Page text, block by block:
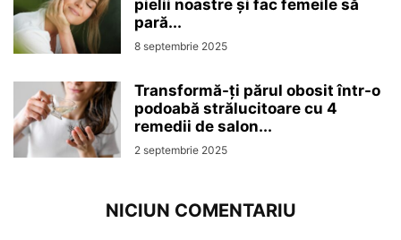
pielii noastre și fac femeile să
pară...
8 septembrie 2025
Transformă-ți părul obosit într-o
podoabă strălucitoare cu 4
remedii de salon...
2 septembrie 2025
NICIUN COMENTARIU